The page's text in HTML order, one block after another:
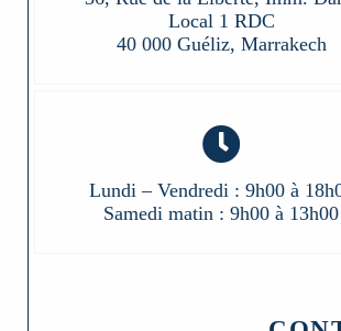
Local 1 RDC
40 000 Guéliz, Marrakech
Lundi – Vendredi : 9h00 à
Samedi matin : 9h00 à 13h00